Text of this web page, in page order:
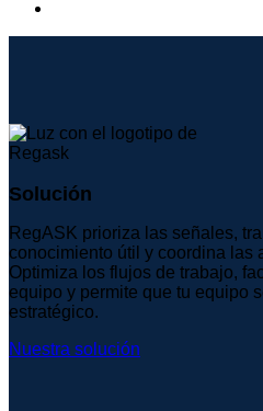
Solución
RegASK prioriza las señales,
conocimiento útil y coordina las
Optimiza los flujos de trabajo,
equipo y permite que tu equipo
estratégico.
Nuestra solución